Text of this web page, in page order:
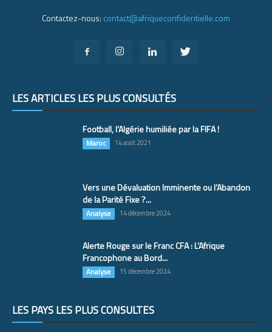
Contactez-nous: contact@afriqueconfidentielle.com
LES ARTICLES LES PLUS CONSULTÉS
Football, l’Algérie humiliée par la FIFA !
Maroc 14 août 2021
Vers une Dévaluation Imminente ou l’Abandon
de la Parité Fixe ?...
Analyse 14 décembre 2024
Alerte Rouge sur le Franc CFA : L’Afrique
Francophone au Bord...
Analyse 15 décembre 2024
LES PAYS LES PLUS CONSULTÉS